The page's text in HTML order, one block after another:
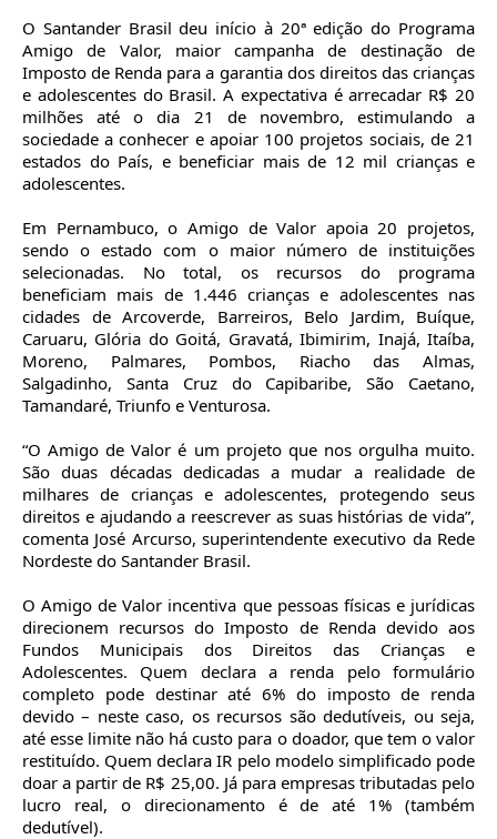
O Santander Brasil deu início à 20ª edição do Programa
Amigo de Valor, maior campanha de destinação de
Imposto de Renda para a garantia dos direitos das crianças
e adolescentes do Brasil. A expectativa é arrecadar R$ 20
milhões até o dia 21 de novembro, estimulando a
sociedade a conhecer e apoiar 100 projetos sociais, de 21
estados do País, e beneficiar mais de 12 mil crianças e
adolescentes.
Em Pernambuco, o Amigo de Valor apoia 20 projetos,
sendo o estado com o maior número de instituições
selecionadas. No total, os recursos do programa
beneficiam mais de 1.446 crianças e adolescentes nas
cidades de Arcoverde, Barreiros, Belo Jardim, Buíque,
Caruaru, Glória do Goitá, Gravatá, Ibimirim, Inajá, Itaíba,
Moreno, Palmares, Pombos, Riacho das Almas,
Salgadinho, Santa Cruz do Capibaribe, São Caetano,
Tamandaré, Triunfo e Venturosa.
“O Amigo de Valor é um projeto que nos orgulha muito.
São duas décadas dedicadas a mudar a realidade de
milhares de crianças e adolescentes, protegendo seus
direitos e ajudando a reescrever as suas histórias de vida”,
comenta José Arcurso, superintendente executivo da Rede
Nordeste do Santander Brasil.
O Amigo de Valor incentiva que pessoas físicas e jurídicas
direcionem recursos do Imposto de Renda devido aos
Fundos Municipais dos Direitos das Crianças e
Adolescentes. Quem declara a renda pelo formulário
completo pode destinar até 6% do imposto de renda
devido – neste caso, os recursos são dedutíveis, ou seja,
até esse limite não há custo para o doador, que tem o valor
restituído. Quem declara IR pelo modelo simplificado pode
doar a partir de R$ 25,00. Já para empresas tributadas pelo
lucro real, o direcionamento é de até 1% (também
dedutível).